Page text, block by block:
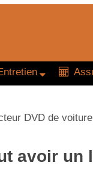
DVD de
avoir un